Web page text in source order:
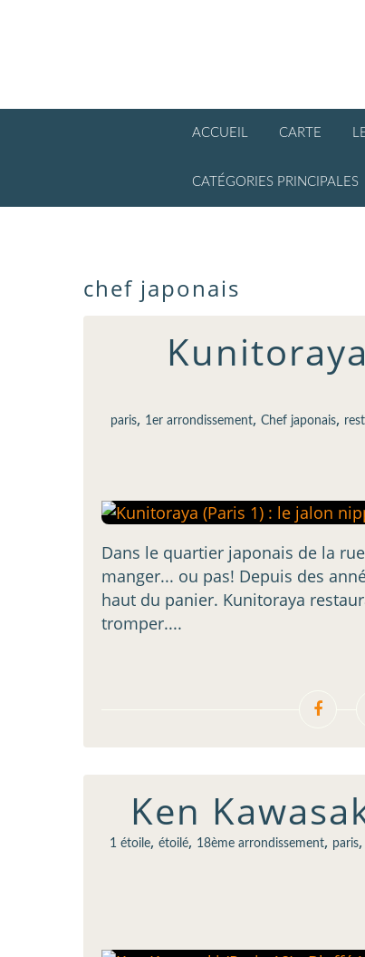
ACCUEIL CARTE
CATÉGORIES PRINCIPALES
chef japonais
paris, 1er arrondissement, Chef japonais,
Dans le quartier japonais de la
manger... ou pas! Depuis des
haut du panier. Kunitoraya
tromper....
Ken
1 étoile, étoilé, 18ème arrondissement, paris,